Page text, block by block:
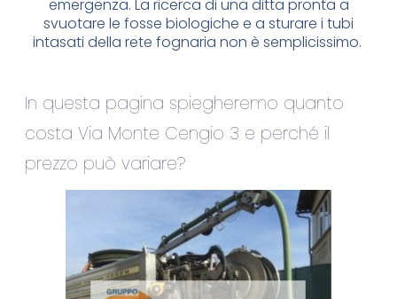
emergenza. La ricerca di una ditta pronta a
svuotare le fosse biologiche e a sturare i tubi
intasati della rete fognaria non è semplicissimo.
In questa pagina spiegheremo quanto
costa Via Monte Cengio 3 e perché il
prezzo può variare?